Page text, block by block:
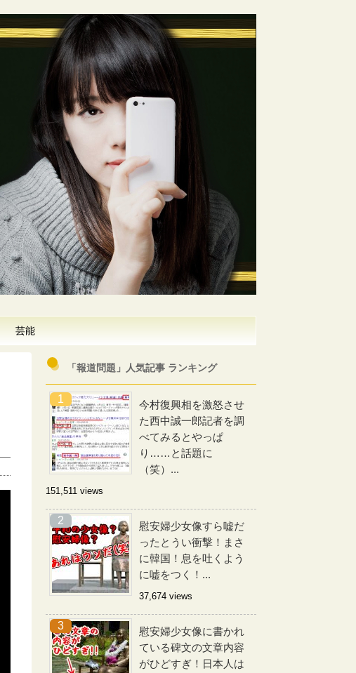
芸能
「報道問題」人気記事 ランキング
今村復興相を激怒させ
た西中誠一郎記者を調
べてみるとやっぱ
り……と話題に
（笑）...
151,511 views
慰安婦少女像すら嘘だ
ったとうい衝撃！まさ
に韓国！息を吐くよう
に嘘をつく！...
37,674 views
慰安婦少女像に書かれ
ている碑文の文章内容
がひどすぎ！日本人は